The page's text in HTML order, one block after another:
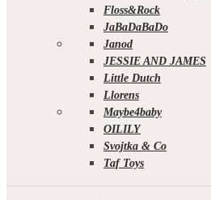
Floss&Rock
JaBaDaBaDo
Janod
JESSIE AND JAMES
Little Dutch
Llorens
Maybe4baby
OILILY
Svojtka & Co
Taf Toys